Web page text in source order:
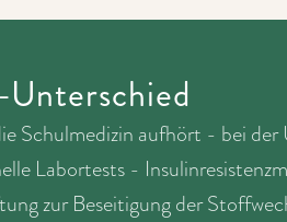
Schulmedizin aufhört - bei der
Labortests -
zur Beseitigung der